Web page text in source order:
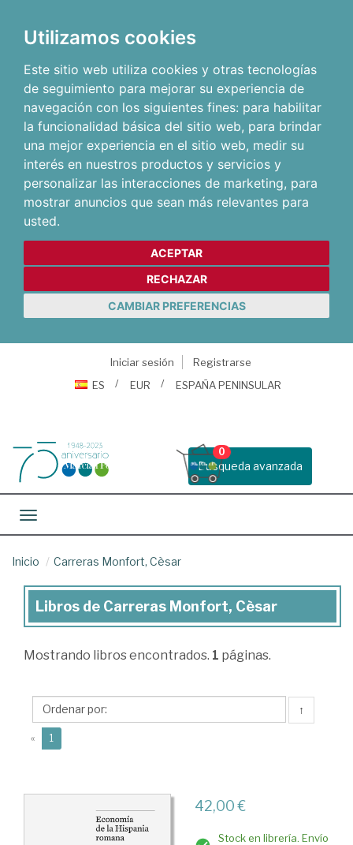
Utilizamos cookies
Este sitio web utiliza cookies y otras tecnologías
de seguimiento para mejorar su experiencia de
navegación con los siguientes fines: para habilitar
la funcionalidad básica del sitio web, para brindar
una mejor experiencia en el sitio web, medir su
interés en nuestros productos y servicios y
personalizar las interacciones de marketing, para
mostrar anuncios que sean más relevantes para
usted.
ACEPTAR
RECHAZAR
CAMBIAR PREFERENCIAS
Iniciar sesión
Registrarse
ES
EUR ESPAÑA PENINSULAR
Busqueda avanzada
0
Toggle navigation
Inicio Carreras Monfort, Cèsar
Libros
Carreras
Cèsar
Libros de Carreras Monfort, Cèsar
Mostrando libros encontrados. 1 páginas.
↑
« 1
42,00 €
Stock en librería. Envío